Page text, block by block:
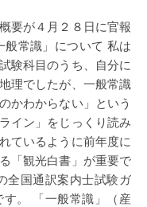
常識」について 私は
験科目のうち、自分に
理でしたが、一般常識
かわからない」という
イン」をじっくり読み
ているように前年度に
「観光白書」が重要で
全国通訳案内士試験ガ
。 「一般常識」（産